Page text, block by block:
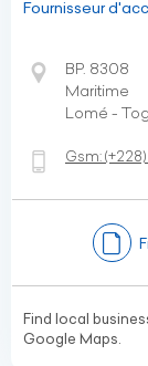
Fournisseur
BP. 8308
Maritime
Lomé -
Gsm:(+228)
Find local
Google Maps.